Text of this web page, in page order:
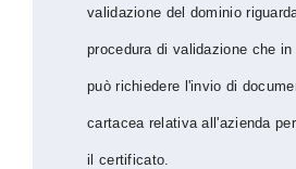
validazione del dominio
procedura di validazione che
può richiedere l'invio di
cartacea relativa all'azienda
il certificato.